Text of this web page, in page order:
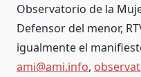
Observatorio de la
Defensor del menor,
igualmente el
ami@ami.info,